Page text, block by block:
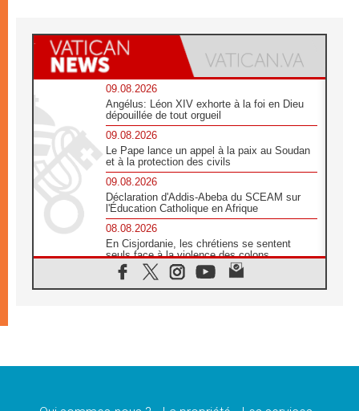
09.08.2026
Angélus: Léon XIV exhorte à la foi en Dieu
dépouillée de tout orgueil
09.08.2026
Le Pape lance un appel à la paix au Soudan
et à la protection des civils
09.08.2026
Déclaration d'Addis-Abeba du SCEAM sur
l'Éducation Catholique en Afrique
08.08.2026
En Cisjordanie, les chrétiens se sentent
seuls face à la violence des colons
08.08.2026
Léon XIV au sanctuaire de Notre Dame du
08.08.2026